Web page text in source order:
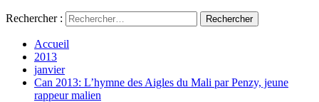
Rechercher :
Accueil
2013
janvier
Can 2013: L’hymne des Aigles du Mali par Penzy, jeune
rappeur malien